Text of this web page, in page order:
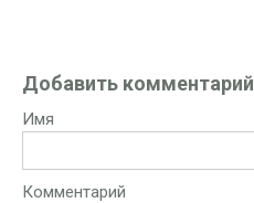
Добавить комментарий
Имя
Комментарий